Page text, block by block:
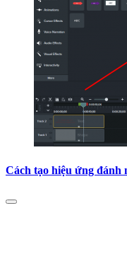
Cách tạo hiệu ứng đánh